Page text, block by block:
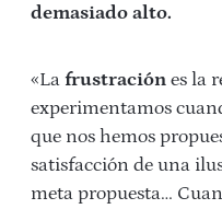
demasiado alto.
«La frustración es la
experimentamos
que nos hemos
satisfacción de una
meta propuesta…